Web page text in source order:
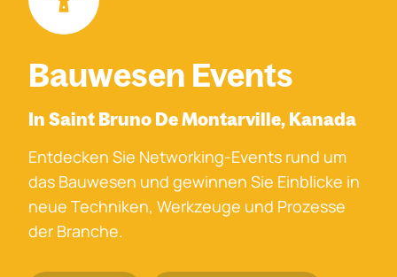
Bauwesen Events
In Saint Bruno De Montarville, Kanada
Entdecken Sie Networking-Events rund um
das Bauwesen und gewinnen Sie Einblicke in
neue Techniken, Werkzeuge und Prozesse
der Branche.